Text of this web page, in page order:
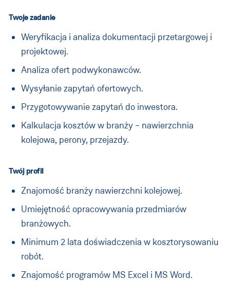
Twoje zadanie
Weryfikacja i analiza dokumentacji przetargowej i
projektowej.
Analiza ofert podwykonawców.
Wysyłanie zapytań ofertowych.
Przygotowywanie zapytań do inwestora.
Kalkulacja kosztów w branży – nawierzchnia
kolejowa, perony, przejazdy.
Twój profil
Znajomość branży nawierzchni kolejowej.
Umiejętność opracowywania przedmiarów
branżowych.
Minimum 2 lata doświadczenia w kosztorysowaniu
robót.
Znajomość programów MS Excel i MS Word.